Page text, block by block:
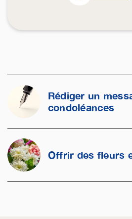
Rédiger un
condoléances
Offrir des fleurs